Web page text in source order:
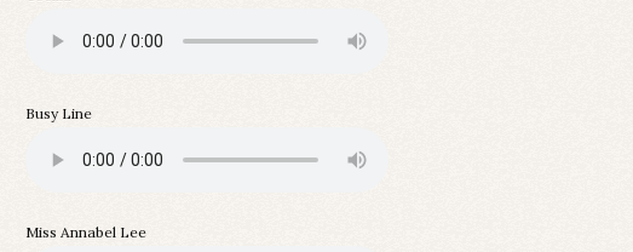
Busy Line
Miss Annabel Lee